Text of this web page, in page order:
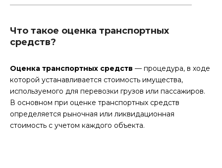
Что такое оценка транспортных
средств?
Оценка транспортных средств — процедура, в ходе
которой устанавливается стоимость имущества,
используемого для перевозки грузов или пассажиров.
В основном при оценке транспортных средств
определяется рыночная или ликвидационная
стоимость с учетом каждого объекта.